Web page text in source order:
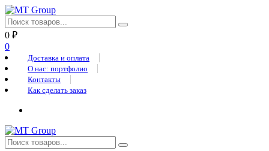
0 ₽
0
Доставка и оплата
О нас: портфолио
Контакты
Как сделать заказ